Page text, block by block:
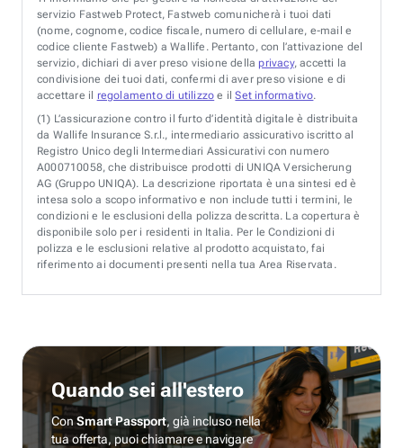
servizio Fastweb Protect, Fastweb comunicherà i tuoi dati
(nome, cognome, codice fiscale, numero di cellulare, e-mail e
codice cliente Fastweb) a Wallife. Pertanto, con l’attivazione del
servizio, dichiari di aver preso visione della privacy, accetti la
condivisione dei tuoi dati, confermi di aver preso visione e di
accettare il regolamento di utilizzo e ilSet informativo.
(1) L’assicurazione contro il furto d’identità digitale è distribuita
da Wallife Insurance S.r.l., intermediario assicurativo iscritto al
Registro Unico degli Intermediari Assicurativi con numero
A000710058, che distribuisce prodotti di UNIQA Versicherung
AG (Gruppo UNIQA). La descrizione riportata è una sintesi ed è
intesa solo a scopo informativo e non include tutti i termini, le
condizioni e le esclusioni della polizza descritta. La copertura è
disponibile solo per i residenti in Italia. Per le Condizioni di
polizza e le esclusioni relative al prodotto acquistato, fai
riferimento ai documenti presenti nella tua Area Riservata.
Quando sei all'estero
ConSmart Passport, già incluso nella
tua offerta, puoi chiamare e navigare